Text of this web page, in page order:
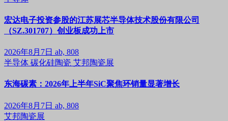
宏达电子投资参股的江苏展芯半导体技术股份有限公司
（SZ.301707）创业板成功上市
2026年8月7日 ab, 808
半导体 碳化硅陶瓷 艾邦陶瓷展
东海碳素：2026年上半年SiC聚焦环销量显著增长
2026年8月7日 ab, 808
艾邦陶瓷展